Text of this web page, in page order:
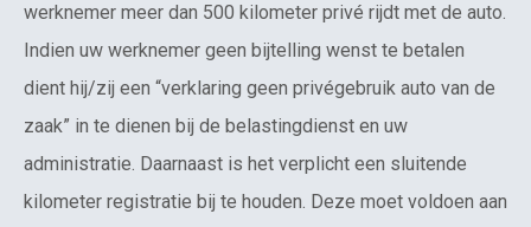
werknemer meer dan 500 kilometer privé rijdt met de auto.
Indien uw werknemer geen bijtelling wenst te betalen
dient hij/zij een “verklaring geen privégebruik auto van de
zaak” in te dienen bij de belastingdienst en uw
administratie. Daarnaast is het verplicht een sluitende
kilometer registratie bij te houden. Deze moet voldoen aan